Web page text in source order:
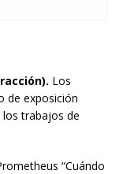
Los
de exposición
trabajos de
“Cuándo